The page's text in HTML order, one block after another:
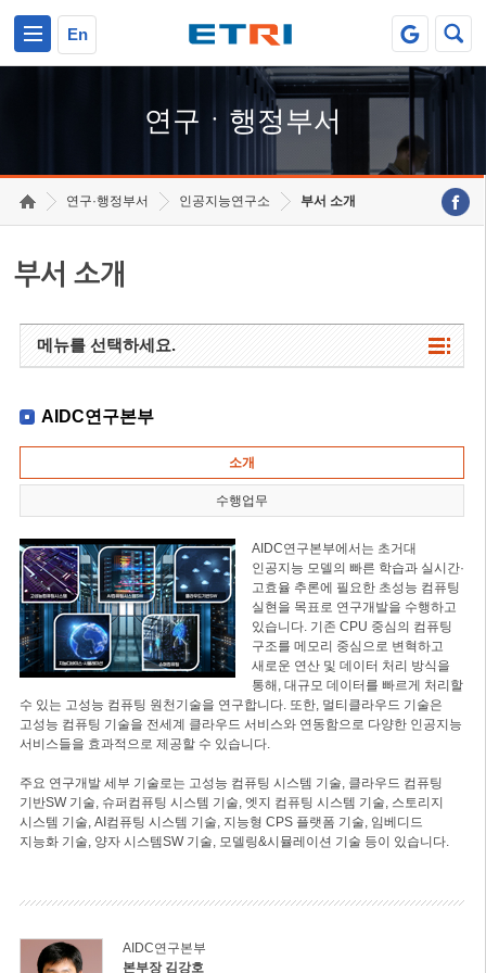
En
연구ㆍ행정부서
연구·행정부서 인공지능연구소 부서 소개
부서 소개
메뉴를 선택하세요.
AIDC연구본부
소개
수행업무
AIDC연구본부에서는 초거대
인공지능 모델의 빠른 학습과 실시간·
고효율 추론에 필요한 초성능 컴퓨팅
실현을 목표로 연구개발을 수행하고
있습니다. 기존 CPU 중심의 컴퓨팅
구조를 메모리 중심으로 변혁하고
새로운 연산 및 데이터 처리 방식을
통해, 대규모 데이터를 빠르게 처리할
수 있는 고성능 컴퓨팅 원천기술을 연구합니다. 또한, 멀티클라우드 기술은
고성능 컴퓨팅 기술을 전세계 클라우드 서비스와 연동함으로 다양한 인공지능
서비스들을 효과적으로 제공할 수 있습니다.
주요 연구개발 세부 기술로는 고성능 컴퓨팅 시스템 기술, 클라우드 컴퓨팅
기반SW 기술, 슈퍼컴퓨팅 시스템 기술, 엣지 컴퓨팅 시스템 기술, 스토리지
시스템 기술, AI컴퓨팅 시스템 기술, 지능형 CPS 플랫폼 기술, 임베디드
지능화 기술, 양자 시스템SW 기술, 모델링&시뮬레이션 기술 등이 있습니다.
AIDC연구본부
본부장 김강호